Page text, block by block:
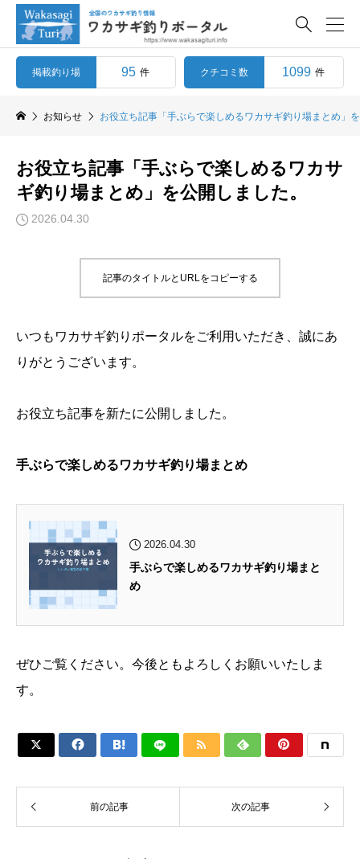

掲載釣り場 95 件 クチコミ数 1099 件
お知らせ お役立ち記事「手ぶらで楽しめるワカサギ釣り場まとめ」
お役立ち記事「手ぶらで楽しめるワカサ
ギ釣り場まとめ」を公開しました。
2026.04.30
記事のタイトルとURLをコピーする
いつもワカサギ釣りポータルをご利用いただき、誠にあ
りがとうございます。
お役立ち記事を新たに公開しました。
手ぶらで楽しめるワカサギ釣り場まとめ
2026.04.30
手ぶらで楽しめるワカサギ釣り場まと
め
ぜひご覧ください。今後ともよろしくお願いいたしま
す。
     
前の記事 次の記事